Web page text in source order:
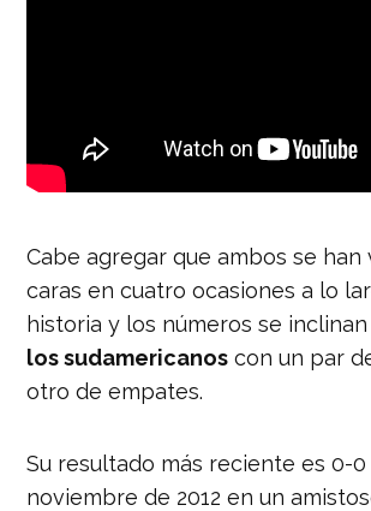
Cabe agregar que ambos se han
caras en cuatro ocasiones a lo
historia y los números se
los sudamericanos con un par
otro de empates.
Su resultado más reciente es 0-0
noviembre de 2012 en un